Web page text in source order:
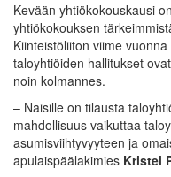
Kevään yhtiökokouskausi
yhtiökokouksen
Kiinteistöliiton viime
taloyhtiöiden hallitukset
noin kolmannes.
– Naisille on tilausta
mahdollisuus vaikuttaa
asumisviihtyvyyteen ja
apulaispäälakimies Kristel